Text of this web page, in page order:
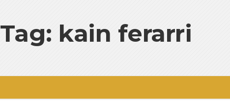
Tag: kain ferarri